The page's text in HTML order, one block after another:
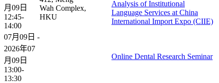
月09日
12:45-
14:00
Wah Complex,
HKU
Analysis of Institutional
Language Services at China
International Import Expo (CIIE)
07月09日 -
2026年07
月09日
13:00-
13:30
Online Dental Research Seminar